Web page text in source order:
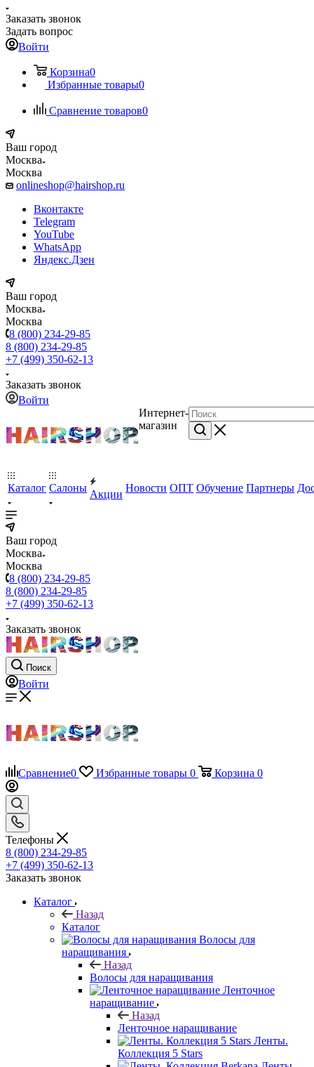
Заказать звонок
Задать вопрос
Войти
Корзина0
Избранные товары0
Сравнение товаров0
Ваш город
Москва
Москва
onlineshop@hairshop.ru
Вконтакте
Telegram
YouTube
WhatsApp
Яндекс.Дзен
Ваш город
Москва
Москва
8 (800) 234-29-85
8 (800) 234-29-85
+7 (499) 350-62-13
Заказать звонок
Войти
Интернет-
магазин
Каталог Салоны
Акции
Новости ОПТ Обучение Партнеры
Ваш город
Москва
Москва
8 (800) 234-29-85
8 (800) 234-29-85
+7 (499) 350-62-13
Заказать звонок
Поиск
Войти
Сравнение0 Избранные товары 0 Корзина 0
Телефоны
8 (800) 234-29-85
+7 (499) 350-62-13
Заказать звонок
Каталог
Назад
Каталог
Волосы для
наращивания
Назад
Волосы для наращивания
Ленточное
наращивание
Назад
Ленточное наращивание
Ленты.
Коллекция 5 Stars